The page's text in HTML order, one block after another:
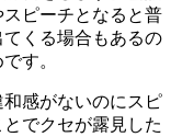
ピーチとなると普
くる場合もあるの
す。
感がないのにスピ
でクセが露見した